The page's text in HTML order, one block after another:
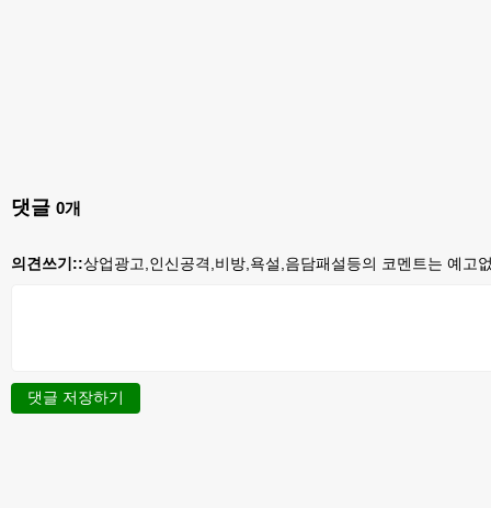
댓글 0개
의견쓰기::상업광고,인신공격,비방,욕설,음담패설등의 코멘트는 예고
댓글 저장하기